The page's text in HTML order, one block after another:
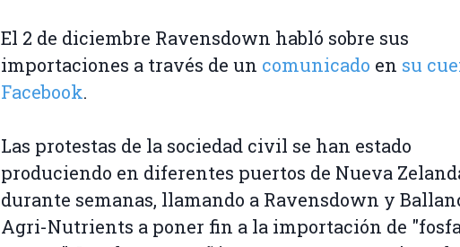
El 2 de diciembre Ravensdown habló sobre sus
importaciones a través de un comunicado en su
Facebook.
Las protestas de la sociedad civil se han estado
produciendo en diferentes puertos de Nueva
durante semanas, llamando a Ravensdown y
Agri-Nutrients a poner fin a la importación de